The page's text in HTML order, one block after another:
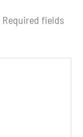
Required fields